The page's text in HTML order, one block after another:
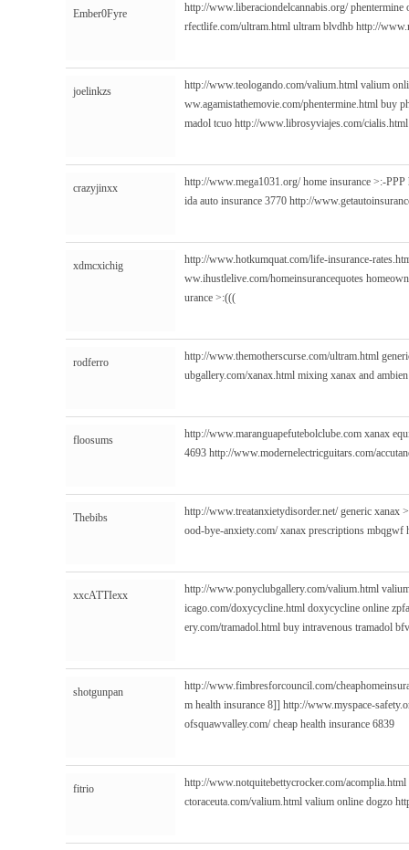
Ember0Fyre http://www.liberaciondelcannabis.org/phentermine
rfectlife.com/ultram.html ultram blvdhb http://
joelinkzs http://www.teologando.com/valium.html valium
ww.agamistathemovie.com/phentermine.html buy
madol tcuo http://www.librosyviajes.com/cialis.html
crazyjinxx http://www.mega1031.org/home insurance >:-PPP
ida auto insurance 3770 http://
xdmcxichig
http://www.hotkumquat.com/life-insurance-
ww.ihustlelive.com/homeinsurancequotes
urance >:(((
rodferro http://www.themotherscurse.com/ultram.html
ubgallery.com/xanax.html mixing xanax and
floosums http://www.maranguapefutebolclube.com xanax
4693 http://www.modernelectricguitars.com/
Thebibs http://www.treatanxietydisorder.net/generic xanax
ood-bye-anxiety.com/xanax prescriptions mbqgwf
xxcATTIexx http://www.ponyclubgallery.com/valium.html
icago.com/doxycycline.html doxycycline online
ery.com/tramadol.html buy intravenous tramadol bfv
shotgunpan
http://www.fimbresforcouncil.com/
m health insurance 8]] http://www.myspace-
ofsquawvalley.com/cheap health insurance 6839
fitrio http://www.notquitebettycrocker.com/acomplia.html
ctoraceuta.com/valium.html valium online dogzo